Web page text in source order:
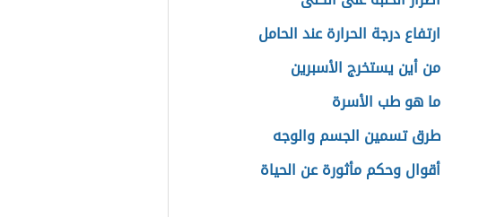
ارتفاع درجة الحرارة عند الحامل
من أين يستخرج الأسبرين
ما هو طب الأسرة
طرق تسمين الجسم والوجه
أقوال وحكم مأثورة عن الحياة